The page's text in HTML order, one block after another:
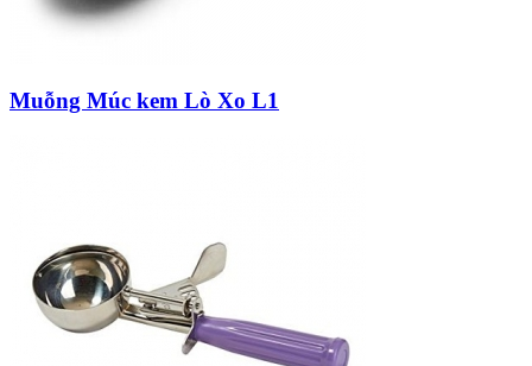
Muỗng Múc kem Lò Xo L1